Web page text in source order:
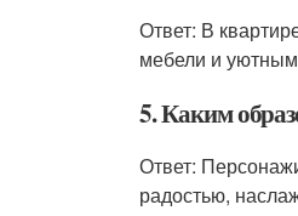
Ответ: В
мебели и
5. Каким
Ответ:
радостью,